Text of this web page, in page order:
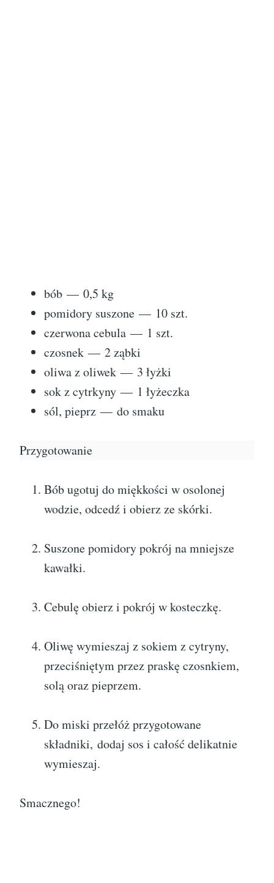
bób — 0,5 kg
pomidory suszone — 10 szt.
czerwona cebula — 1 szt.
czosnek — 2 ząbki
oliwa z oliwek — 3 łyżki
sok z cytrkyny — 1 łyżeczka
sól, pieprz — do smaku
Przygotowanie
Bób ugotuj do miękkości w osolonej
wodzie, odcedź i obierz ze skórki.
Suszone pomidory pokrój na mniejsze
kawałki.
Cebulę obierz i pokrój w kosteczkę.
Oliwę wymieszaj z sokiem z cytryny,
przeciśniętym przez praskę czosnkiem,
solą oraz pieprzem.
Do miski przełóż przygotowane
składniki, dodaj sos i całość delikatnie
wymieszaj.
Smacznego!